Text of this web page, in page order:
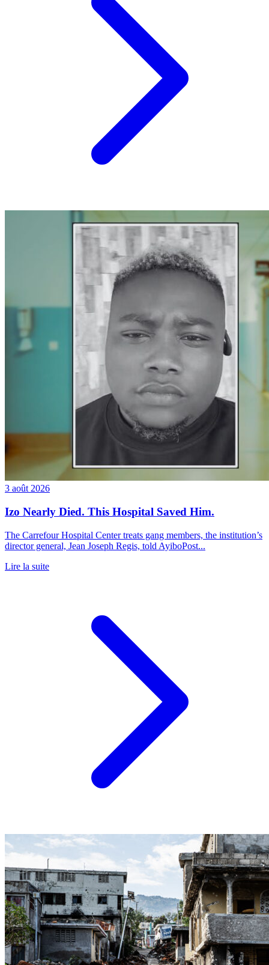
3 août 2026
Izo Nearly Died. This Hospital Saved Him.
The Carrefour Hospital Center treats gang members, the institution’s
director general, Jean Joseph Regis, told AyiboPost...
Lire la suite